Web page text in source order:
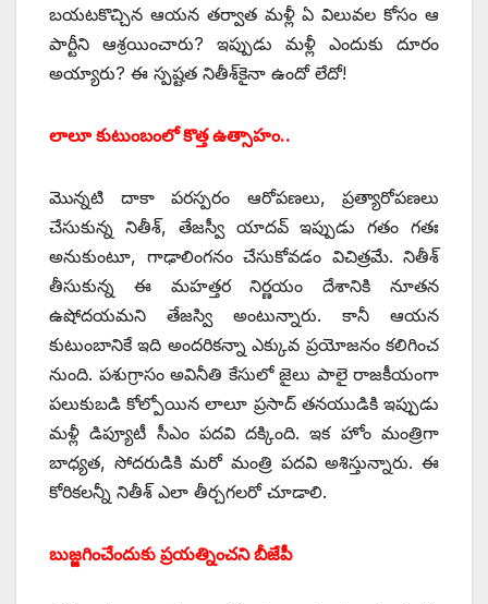
బయటకొచ్చిన ఆయన తర్వాత మళ్లీ ఏ విలువల కోసం ఆ
పార్టీని ఆశ్రయించారు? ఇప్పుడు మళ్లీ ఎందుకు దూరం
అయ్యారు? ఈ స్పష్టత నితీశ్‌కైనా ఉందో లేదో!
లాలూ కుటుంబంలో కొత్త ఉత్సాహం..
మొన్నటి దాకా పరస్పరం ఆరోపణలు, ప్రత్యారోపణలు
చేసుకున్న నితీశ్‌, ‌తేజస్వీ యాదవ్‌ ఇప్పుడు గతం గతః
అనుకుంటూ, గాఢాలింగనం చేసుకోవడం విచిత్రమే. నితీశ్‌
‌తీసుకున్న ఈ మహత్తర నిర్ణయం దేశానికి నూతన
ఉషోదయమని తేజస్వి అంటున్నారు. కానీ ఆయన
కుటుంబానికే ఇది అందరికన్నా ఎక్కువ ప్రయోజనం కలిగించ
నుంది. పశుగ్రాసం అవినీతి కేసులో జైలు పాలై రాజకీయంగా
పలుకుబడి కోల్పోయిన లాలూ ప్రసాద్‌ ‌తనయుడికి ఇప్పుడు
మళ్లీ డిప్యూటీ సీఎం పదవి దక్కింది. ఇక హోం మంత్రిగా
బాధ్యత, సోదరుడికి మరో మంత్రి పదవి అశిస్తున్నారు. ఈ
కోరికలన్నీ నితీశ్‌ ఎలా తీర్చగలరో చూడాలి.
బుజ్జగించేందుకు ప్రయత్నించని బీజేపీ